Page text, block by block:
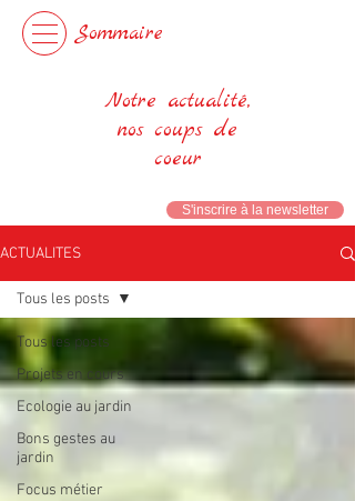
Sommaire
Notre actualité,
nos coups de
coeur
S'inscrire à la newsletter
ACTUALITES
Tous les posts
Projets en cours
Ecologie au jardin
Bons gestes au
jardin
Focus métier
Tous les posts